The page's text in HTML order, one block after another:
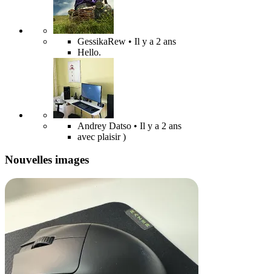
GessikaRew • Il y a 2 ans
Hello.
Andrey Datso • Il y a 2 ans
avec plaisir )
Nouvelles images